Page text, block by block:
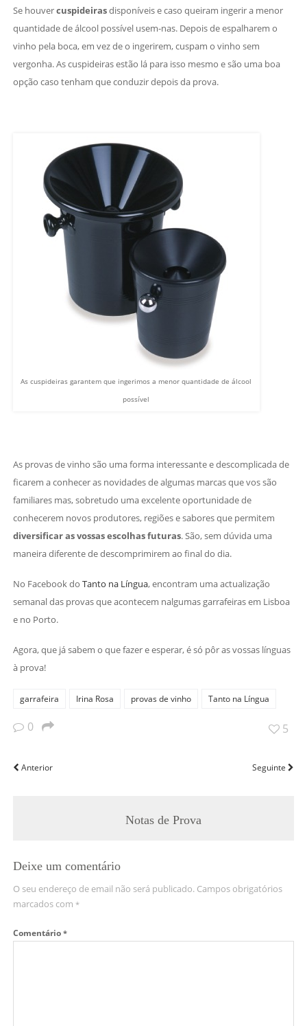
Se houvercuspideirasdisponíveis e caso queiram ingerir a menor
quantidade de álcool possível usem-nas. Depois de espalharem o
vinho pela boca, em vez de o ingerirem, cuspam o vinho sem
vergonha. As cuspideiras estão lá para isso mesmo e são uma boa
opção caso tenham que conduzir depois da prova.
As cuspideiras garantem que ingerimos a menor quantidade de álcool
possível
As provas de vinho são uma forma interessante e descomplicada de
ficarem a conhecer as novidades de algumas marcas que vos são
familiares mas, sobretudo uma excelente oportunidade de
conhecerem novos produtores, regiões e sabores que permitem
diversificar as vossas escolhas futuras. São, sem dúvida uma
maneira diferente de descomprimirem ao final do dia.
No Facebook do Tanto na Língua, encontram uma actualização
semanal das provas que acontecem nalgumas garrafeiras em Lisboa
e no Porto.
Agora, que já sabem o que fazer e esperar, é só pôr as vossas línguas
à prova!
garrafeira Irina Rosa provas de vinho Tanto na Língua
0 5
Anterior Seguinte
Notas de Prova
Deixe um comentário
O seu endereço de email não será publicado. Campos obrigatórios
marcados com *
Comentário *